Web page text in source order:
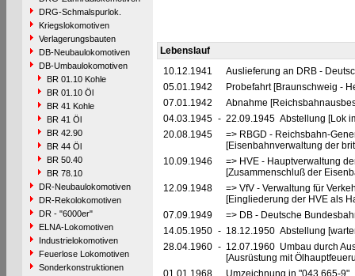
DRG-Schmalspurlok.
Kriegslokomotiven
Verlagerungsbauten
DB-Neubaulokomotiven
DB-Umbaulokomotiven
BR 01.10 Kohle
BR 01.10 Öl
BR 41 Kohle
BR 41 Öl
BR 42.90
BR 44 Öl
BR 50.40
BR 78.10
DR-Neubaulokomotiven
DR-Rekolokomotiven
DR - "6000er"
ELNA-Lokomotiven
Industrielokomotiven
Feuerlose Lokomotiven
Sonderkonstruktionen
Lebenslauf
10.12.1941
Auslieferung an DRB -
05.01.1942
Probefahrt [Braunschweig -
07.01.1942
Abnahme
04.03.1945 - 22.09.1945 Abstellung [Lok
20.08.1945
=> RBGD - Reichsbahn-
[Eisenbahnverwaltung der
10.09.1946
=> HVE - Hauptverwaltung
[Zusammenschluß der
12.09.1948
=> VfV - Verwaltung für
[Eingliederung der HVE als
07.09.1949
=> DB - Deutsche
14.05.1950 - 18.12.1950 Abstellung
28.04.1960 - 12.07.1960 Umbau durch
[Ausrüstung mit
01.01.1968
Umzeichnung in "043 665-9"